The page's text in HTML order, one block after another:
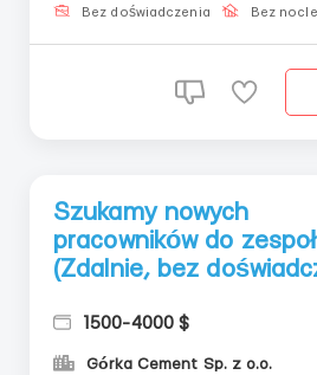
nas i zacznij już teraz!🔹nasz
Bez doświadczenia Bez
Szukamy nowych
pracowników do
(Zdalnie, bez
1500-4000 $
Górka Cement Sp. z o.o.